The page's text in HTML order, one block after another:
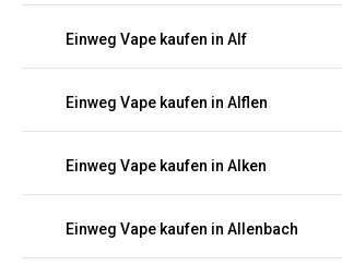
Einweg Vape kaufen in Alf
Einweg Vape kaufen in Alflen
Einweg Vape kaufen in Alken
Einweg Vape kaufen in Allenbach